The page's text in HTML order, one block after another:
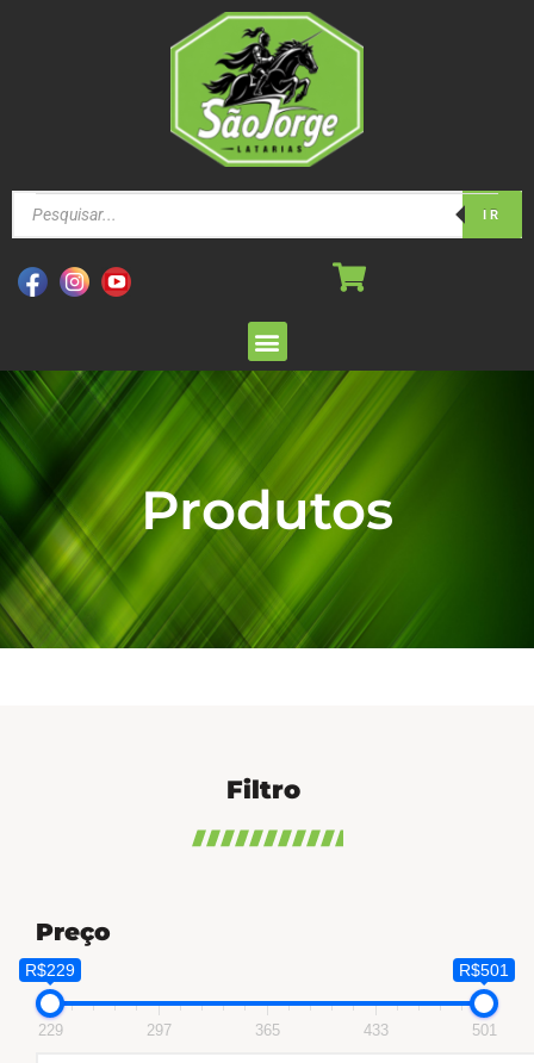
IR
Produtos
Filtro
Preço
R$229 R$501
229 297 365 433 501